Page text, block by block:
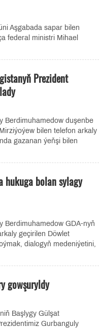
Aşgabada sapar bilen
federal ministri Mihael
Prezident
Berdimuhamedow duşenbe
bilen telefon arkaly
gazanan ýeňşi bilen
hukuga bolan sylagy
Berdimuhamedow GDA-nyň
geçirilen Döwlet
dialogyň medeniýetini,
gowşuryldy
Başlygy Gülşat
Gurbanguly